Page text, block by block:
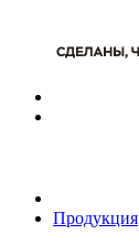
Продукция